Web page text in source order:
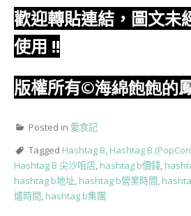
歡迎轉貼連結，圖文未
使用 !!
版權所有©海綿飽飽的
Posted in 愛食記
Tagged Hashtag B, Hashtag B
Hashtag B 尖沙咀店, hashtag b價錢,
hashtag b地址, hashtag b營業時間,
爐時間, hashtag b集團